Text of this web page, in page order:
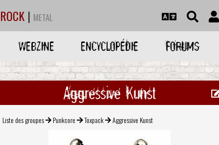
ROCK | METAL
WEBZINE ENCYCLOPÉDIE FORUMS
Aggressive Kunst
Liste des groupes Punkcore Toxpack Aggressive Kunst